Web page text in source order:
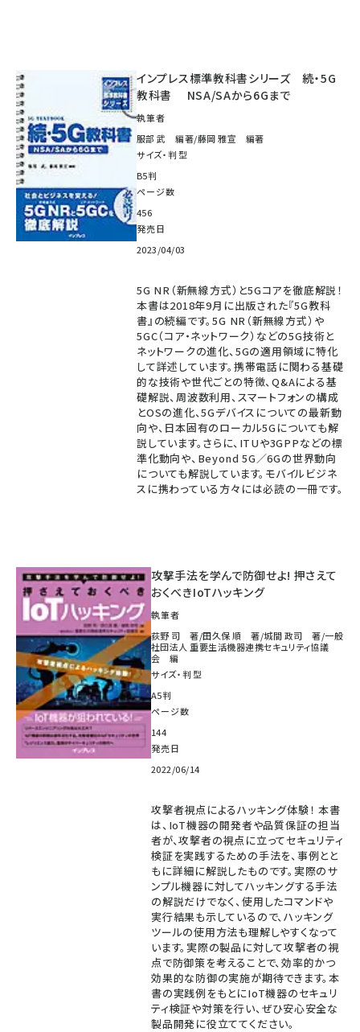
インプレス標準教科書シリーズ 続・5G
教科書 NSA/SAから6Gまで
執筆者
服部 武 編著/藤岡 雅宣 編著
サイズ・判型
B5判
ページ数
456
発売日
2023/04/03
5G NR（新無線方式）と5Gコアを徹底解説！
本書は2018年9月に出版された『5G教科
書』の続編です。5G NR（新無線方式）や
5GC（コア・ネットワーク）などの5G技術と
ネットワークの進化、5Gの適用領域に特化
して詳述しています。携帯電話に関わる基礎
的な技術や世代ごとの特徴、Q&Aによる基
礎解説、周波数利用、スマートフォンの構成
とOSの進化、5Gデバイスについての最新動
向や、日本固有のローカル5Gについても解
説しています。さらに、ITUや3GPPなどの標
準化動向や、Beyond 5G／6Gの世界動向
についても解説しています。モバイルビジネ
スに携わっている方々には必読の一冊です。
攻撃手法を学んで防御せよ! 押さえて
おくべきIoTハッキング
執筆者
荻野 司 著/田久保 順 著/城間 政司 著/一般
社団法人 重要生活機器連携セキュリティ協議
会 編
サイズ・判型
A5判
ページ数
144
発売日
2022/06/14
攻撃者視点によるハッキング体験！ 本書
は、IoT機器の開発者や品質保証の担当
者が、攻撃者の視点に立ってセキュリティ
検証を実践するための手法を、事例とと
もに詳細に解説したものです。実際のサ
ンプル機器に対してハッキングする手法
の解説だけでなく、使用したコマンドや
実行結果も示しているので、ハッキング
ツールの使用方法も理解しやすくなって
います。実際の製品に対して攻撃者の視
点で防御策を考えることで、効率的かつ
効果的な防御の実施が期待できます。本
書の実践例をもとにIoT機器のセキュリ
ティ検証や対策を行い、ぜひ安心安全な
製品開発に役立ててください。